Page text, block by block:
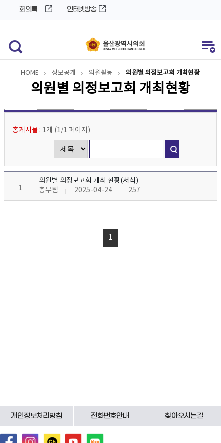
회의록 인터넷방송
HOME 정보공개 의원활동 의원별 의정보고회 개최현황
의원별 의정보고회 개최현황
총게시물 : 1개 (1/1 페이지 )
1
의원별 의정보고회 개최 현황(서식)
총무팀
2025-04-24 257
1
개인정보처리방침 전화번호안내 찾아오시는길